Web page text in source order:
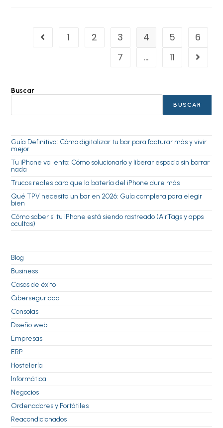
1 2 3 4 5
6
7
… 11
Buscar
BUSCAR
Guía Definitiva: Cómo digitalizar tu bar para facturar más y vivir
mejor
Tu iPhone va lento: Cómo solucionarlo y liberar espacio sin borrar
nada
Trucos reales para que la batería del iPhone dure más
Qué TPV necesita un bar en 2026: Guía completa para elegir
bien
Cómo saber si tu iPhone está siendo rastreado (AirTags y apps
ocultas)
Blog
Business
Casos de éxito
Ciberseguridad
Consolas
Diseño web
Empresas
ERP
Hostelería
Informática
Negocios
Ordenadores y Portátiles
Reacondicionados